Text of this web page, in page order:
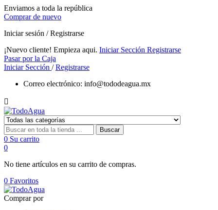
Enviamos a toda la república
Comprar de nuevo
Iniciar sesión / Registrarse
¡Nuevo cliente! Empieza aqui. Iniciar Sección Registrarse
Pasar por la Caja
Iniciar Sección /Registrarse
Correo electrónico: info@tododeagua.mx

Buscar
0 Su carrito
0
No tiene artículos en su carrito de compras.
0 Favoritos
Comprar por